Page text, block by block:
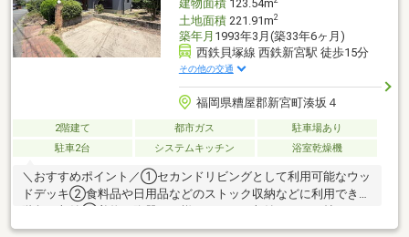
建物面積123.54m
土地面積221.91m2
築年月 1993年3月(築33年6ヶ月)
西鉄貝塚線 西鉄新宮駅 徒歩15分
その他の交通
福岡県糟屋郡新宮町湊坂４
2階建て 都市ガス
駐車場あり
駐車2台
システムキッチン 浴室乾燥機
＼おすすめポイント／①セカンドリビングとして利用可能なウッ
ドデッキ②食料品や日用品などのストック収納などに利用できる
和室収納④東側には花壇は家庭菜園も楽閉めます。⑤書斎など